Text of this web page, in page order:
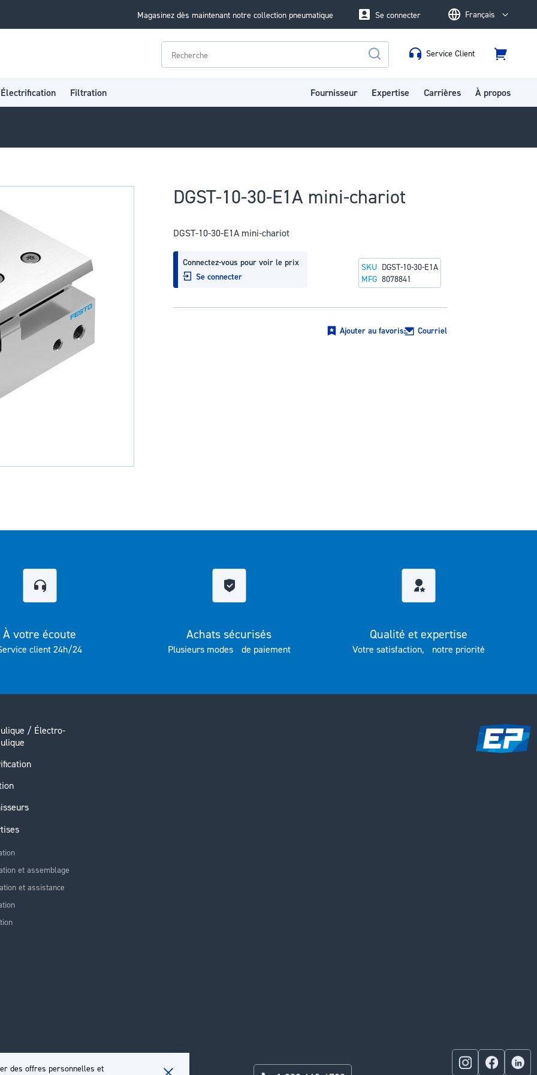
des offres personnelles et
Magasinez dès maintenant notre collection pneumatique LanguageFrançais
Se connecter
Rechercher
Service Client
Panier
Électrification Filtration Fournisseur Expertise Carrières À propos
DGST-10-30-E1A mini-chariot
DGST-10-30-E1A mini-chariot
Connectez-vous pour voir le prix
Se connecter
SKU DGST-10-30-E1A
MFG 8078841
Ajouter au favoris Courriel
À votre écoute
client 24h/24
Achats sécurisés
Plusieurs modes de paiement
Qualité et expertise
Votre satisfaction, notre priorité
/ Électro-
et assemblage
et assistance